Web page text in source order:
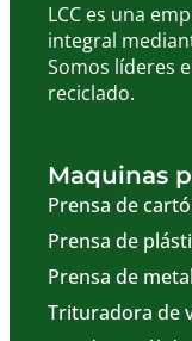
LCC es una
integral
Somos líderes
reciclado.
Maquinas
Prensa de
Prensa de
Prensa de metal
Trituradora de